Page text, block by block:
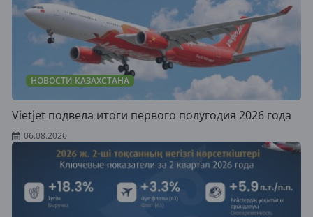
НОВОСТИ КАЗАХСТАНА
Vietjet подвела итоги первого полугодия 2026 года
06.08.2026